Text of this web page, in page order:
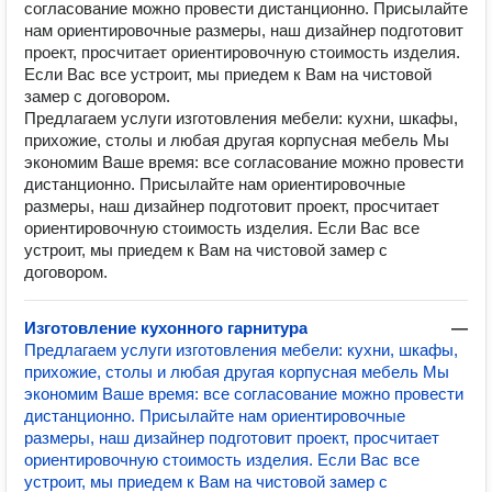
согласование можно провести дистанционно. Присылайте
нам ориентировочные размеры, наш дизайнер подготовит
проект, просчитает ориентировочную стоимость изделия.
Если Вас все устроит, мы приедем к Вам на чистовой
замер с договором.
Предлагаем услуги изготовления мебели: кухни, шкафы,
прихожие, столы и любая другая корпусная мебель Мы
экономим Ваше время: все согласование можно провести
дистанционно. Присылайте нам ориентировочные
размеры, наш дизайнер подготовит проект, просчитает
ориентировочную стоимость изделия. Если Вас все
устроит, мы приедем к Вам на чистовой замер с
договором.
Изготовление кухонного гарнитура
—
Предлагаем услуги изготовления мебели: кухни, шкафы,
прихожие, столы и любая другая корпусная мебель Мы
экономим Ваше время: все согласование можно провести
дистанционно. Присылайте нам ориентировочные
размеры, наш дизайнер подготовит проект, просчитает
ориентировочную стоимость изделия. Если Вас все
устроит, мы приедем к Вам на чистовой замер с